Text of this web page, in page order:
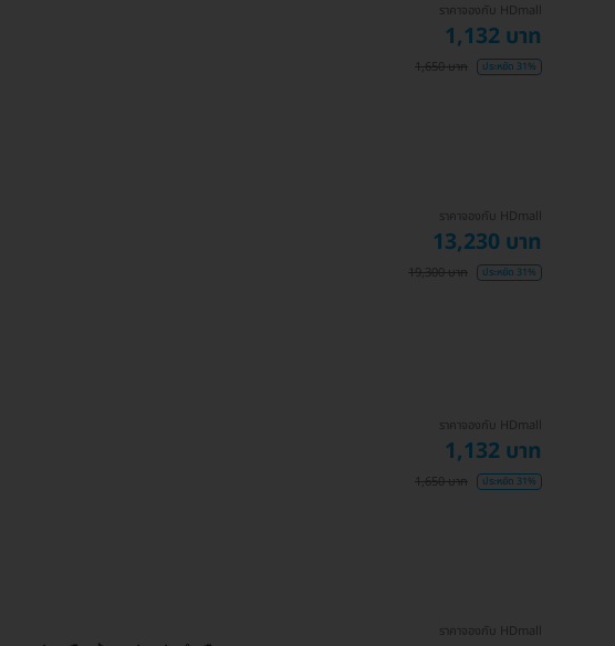
ราคาจองกับ HDmall
1,132 บาท
1,650 บาท ประหยัด 31%
ราคาจองกับ HDmall
13,230 บาท
19,300 บาท ประหยัด 31%
ราคาจองกับ HDmall
1,132 บาท
1,650 บาท ประหยัด 31%
ราคาจองกับ HDmall